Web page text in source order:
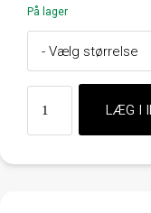
På lager